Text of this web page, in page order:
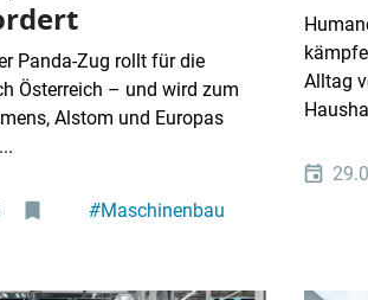
Panda-Zug rollt für die
Österreich – und wird zum
Alstom und Europas
#Maschinenbau
Alltag